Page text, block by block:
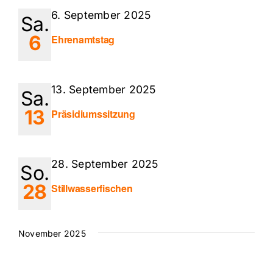
Sa.
6 Ehrenamtstag
6. September 2025
Sa.
13 Präsidiumssitzung
13. September 2025
So.
28 Stillwasserfischen
28. September 2025
November 2025